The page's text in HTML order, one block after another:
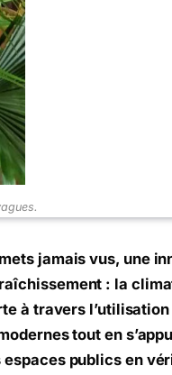
jamais vus, une
: la
à travers l’utilisation
tout en
publics en